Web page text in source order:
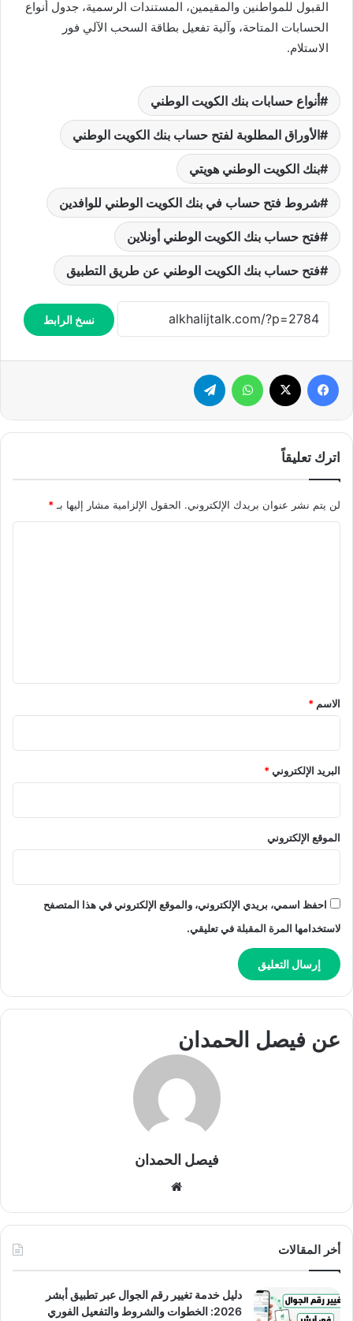
القبول للمواطنين والمقيمين، المستندات الرسمية، جدول أنواع
الحسابات المتاحة، وآلية تفعيل بطاقة السحب الآلي فور
الاستلام.
أنواع حسابات بنك الكويت الوطني
الأوراق المطلوبة لفتح حساب بنك الكويت الوطني
بنك الكويت الوطني هويتي
شروط فتح حساب في بنك الكويت الوطني للوافدين
فتح حساب بنك الكويت الوطني أونلاين
فتح حساب بنك الكويت الوطني عن طريق التطبيق
نسخ الرابط
اترك تعليقاً
لن يتم نشر عنوان بريدك الإلكتروني. الحقول الإلزامية مشار إليها بـ *
*
الاسم *
البريد الإلكتروني*
الموقع الإلكتروني
احفظ اسمي، بريدي الإلكتروني، والموقع الإلكتروني في هذا المتصفح
لاستخدامها المرة المقبلة في تعليقي.
عن فيصل الحمدان
فيصل الحمدان
الوي
أخر المقالات
دليل خدمة تغيير رقم الجوال عبر تطبيق أبشر
2026: الخطوات والشروط والتفعيل الفوري